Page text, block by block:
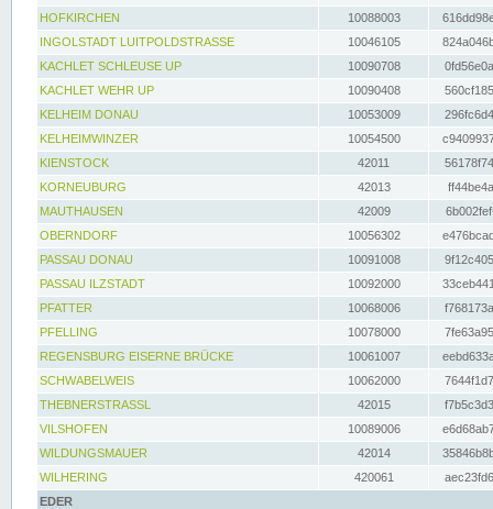
HOFKIRCHEN
10088003
INGOLSTADT LUITPOLDSTRASSE
10046105
KACHLET SCHLEUSE UP
10090708
KACHLET WEHR UP
10090408
KELHEIM DONAU
10053009
KELHEIMWINZER
10054500
KIENSTOCK
42011
KORNEUBURG
42013
MAUTHAUSEN
42009
OBERNDORF
10056302
PASSAU DONAU
10091008
PASSAU ILZSTADT
10092000
PFATTER
10068006
PFELLING
10078000
REGENSBURG EISERNE BRÜCKE
10061007
SCHWABELWEIS
10062000
THEBNERSTRASSL
42015
VILSHOFEN
10089006
WILDUNGSMAUER
42014
WILHERING
420061
EDER